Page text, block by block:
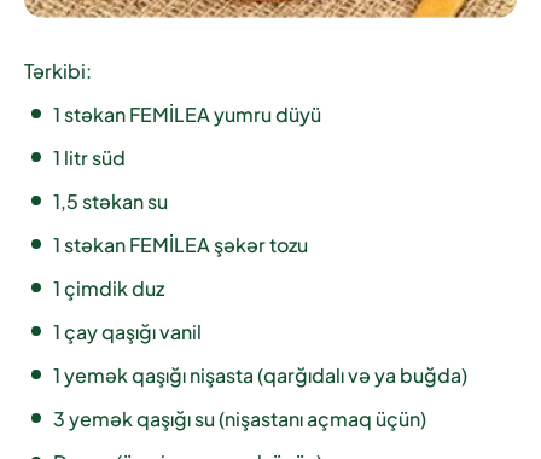
Tərkibi:
1 stəkan FEMİLEA yumru düyü
1 litr süd
1,5 stəkan su
1 stəkan FEMİLEA şəkər tozu
1 çimdik duz
1 çay qaşığı vanil
1 yemək qaşığı nişasta (qarğıdalı və ya buğda)
3 yemək qaşığı su (nişastanı açmaq üçün)